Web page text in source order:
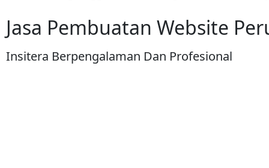
Jasa Pembuatan Website
Insitera Berpengalaman Dan Profesional